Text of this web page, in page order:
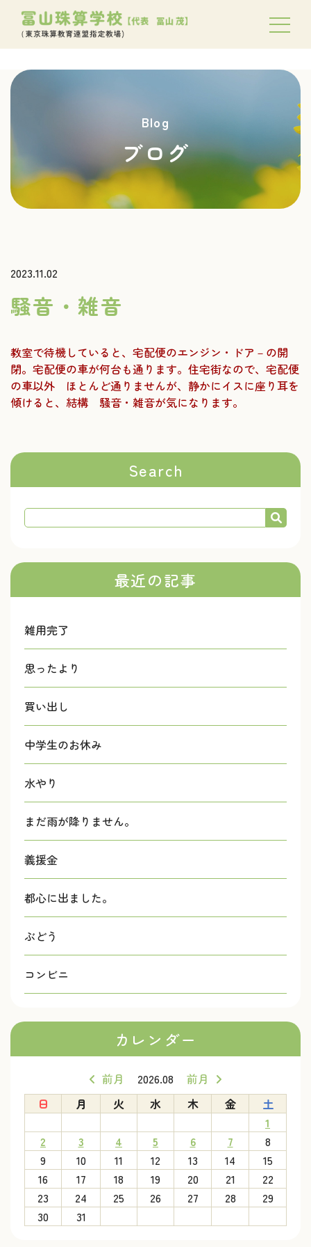
Blog
ブログ
2023.11.02
騒音・雑音
教室で待機していると、宅配便のエンジン・ドア－の開
閉。宅配便の車が何台も通ります。住宅街なので、宅配便
の車以外 ほとんど通りませんが、静かにイスに座り耳を
傾けると、結構 騒音・雑音が気になります。
Search
最近の記事
雑用完了
思ったより
買い出し
中学生のお休み
水やり
まだ雨が降りません。
義援金
都心に出ました。
ぶどう
コンビニ
カレンダー
前月 2026.08
前月
日
月 火 水 木 金
土
1
2
3 4 5 6 7
8
9
10 11 12 13 14
15
16
17 18 19 20 21
22
23
24 25 26 27 28
29
30
31